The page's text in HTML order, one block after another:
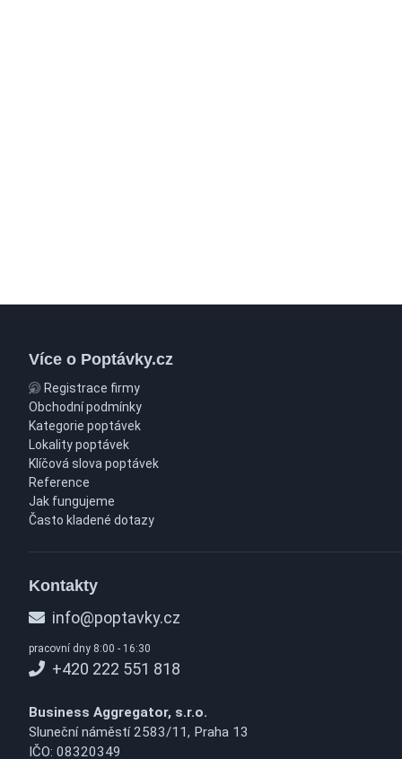
Více o Poptávky.cz
Registrace firmy
Obchodní podmínky
Kategorie poptávek
Lokality poptávek
Klíčová slova poptávek
Reference
Jak fungujeme
Často kladené dotazy
Kontakty
info@poptavky.cz
pracovní dny 8:00 - 16:30
+420 222 551 818
Business Aggregator, s.r.o.
Sluneční náměstí 2583/11, Praha 13
IČO: 08320349